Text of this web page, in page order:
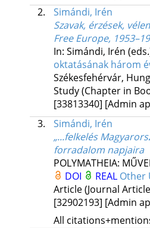
2.
Simándi, Irén
Szavak, érzések,
Free Europe,
In: Simándi, Irén
oktatásának három
Székesfehérvár,
Study (Chapter in
[33813340] [Admin
3.
Simándi, Irén
„...felkelés
forradalom napjaira
POLYMATHEIA:
DOI
REAL Other
Article (Journal
[32902193] [Admin
All